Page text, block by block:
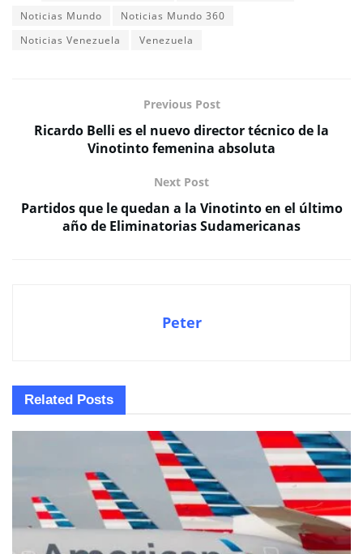
Noticias Mundo
Noticias Mundo 360
Noticias Venezuela
Venezuela
Previous Post
Ricardo Belli es el nuevo director técnico de la
Vinotinto femenina absoluta
Next Post
Partidos que le quedan a la Vinotinto en el último
año de Eliminatorias Sudamericanas
Peter
Related Posts